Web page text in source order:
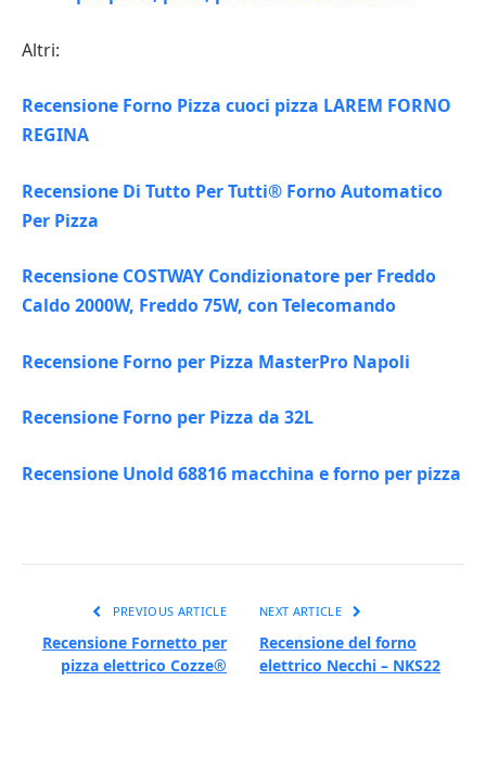
Altri:
Recensione Forno Pizza cuoci pizza LAREM FORNO
REGINA
Recensione Di Tutto Per Tutti® Forno Automatico
Per Pizza
Recensione COSTWAY Condizionatore per Freddo
Caldo 2000W, Freddo 75W, con Telecomando
Recensione Forno per Pizza MasterPro Napoli
Recensione Forno per Pizza da 32L
Recensione Unold 68816 macchina e forno per pizza
PREVIOUS ARTICLE
Recensione Fornetto per
pizza elettrico Cozze®
NEXT ARTICLE
Recensione del forno
elettrico Necchi – NKS22